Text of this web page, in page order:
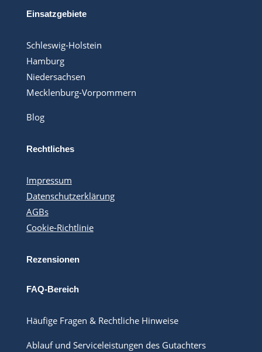
Einsatzgebiete
Schleswig-Holstein
Hamburg
Niedersachsen
Mecklenburg-Vorpommern
Blog
Rechtliches
Impressum
Datenschutzerklärung
AGBs
Cookie-Richtlinie
Rezensionen
FAQ-Bereich
Häufige Fragen & Rechtliche Hinweise
Ablauf und Serviceleistungen des Gutachters